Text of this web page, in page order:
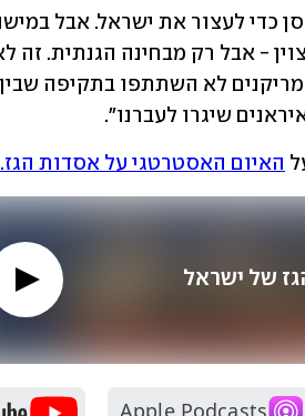
שיגרו לעברנו".
האיום האסטרטגי על אסדות הגז.
של ישראל